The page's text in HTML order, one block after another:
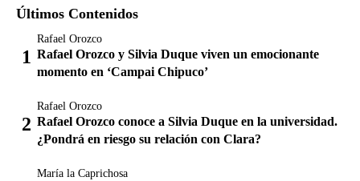
Últimos Contenidos
Rafael Orozco
Rafael Orozco y Silvia Duque viven un emocionante
momento en ‘Campai Chipuco’
Rafael Orozco
Rafael Orozco conoce a Silvia Duque en la universidad.
¿Pondrá en riesgo su relación con Clara?
María la Caprichosa